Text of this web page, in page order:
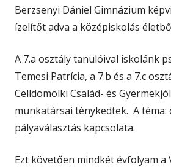
Berzsenyi Dániel Gimnázium
ízelítőt adva a középiskolás
A 7.a osztály tanulóival iskolánk
Temesi Patrícia, a 7.b és a 7.c
Celldömölki Család- és
munkatársai ténykedtek. A téma:
pályaválasztás kapcsolata.
Ezt követően mindkét évfolyam a